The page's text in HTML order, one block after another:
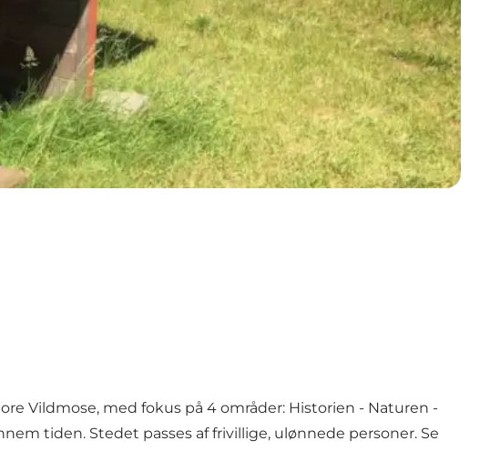
Vildmose, med fokus på 4 områder: Historien - Naturen -
tiden. Stedet passes af frivillige, ulønnede personer. Se